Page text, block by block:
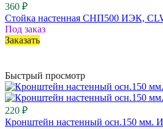
360 ₽
Стойка настенная СНП500 ИЭК,
Под заказ
Заказать
Быстрый просмотр
220 ₽
Кронштейн настенный осн.150 мм.